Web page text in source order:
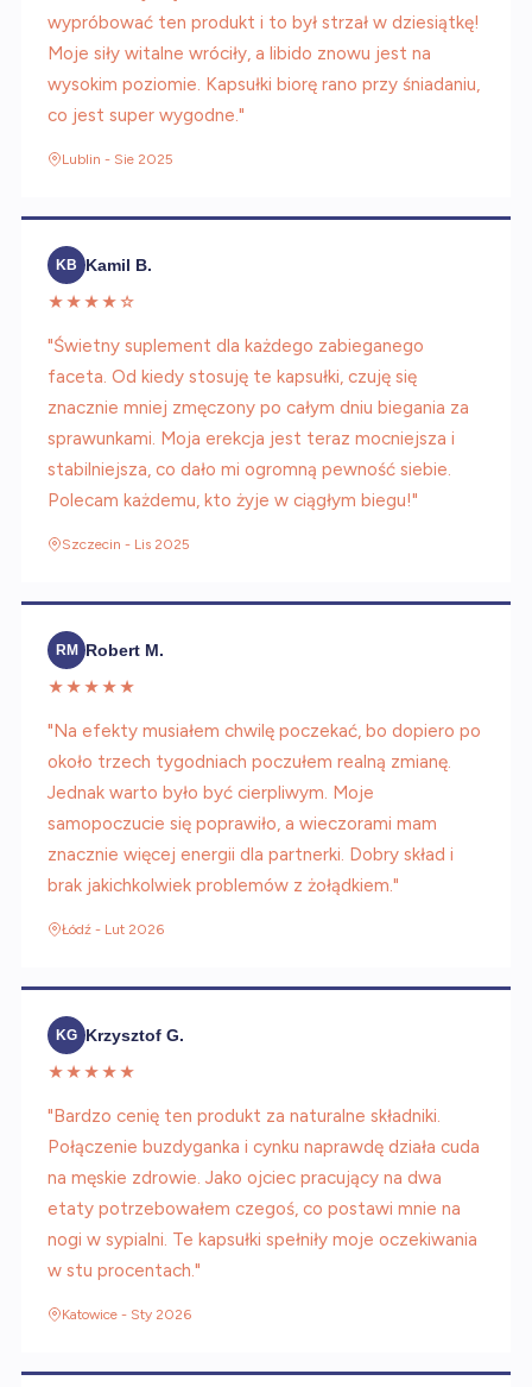
wypróbować ten produkt i to był strzał w dziesiątkę!
Moje siły witalne wróciły, a libido znowu jest na
wysokim poziomie. Kapsułki biorę rano przy śniadaniu,
co jest super wygodne."
Lublin - Sie 2025
KB
Kamil B.
★★★★☆
"Świetny suplement dla każdego zabieganego
faceta. Od kiedy stosuję te kapsułki, czuję się
znacznie mniej zmęczony po całym dniu biegania za
sprawunkami. Moja erekcja jest teraz mocniejsza i
stabilniejsza, co dało mi ogromną pewność siebie.
Polecam każdemu, kto żyje w ciągłym biegu!"
Szczecin - Lis 2025
RM Robert M.
★★★★★
"Na efekty musiałem chwilę poczekać, bo dopiero po
około trzech tygodniach poczułem realną zmianę.
Jednak warto było być cierpliwym. Moje
samopoczucie się poprawiło, a wieczorami mam
znacznie więcej energii dla partnerki. Dobry skład i
brak jakichkolwiek problemów z żołądkiem."
Łódź - Lut 2026
KG Krzysztof G.
★★★★★
"Bardzo cenię ten produkt za naturalne składniki.
Połączenie buzdyganka i cynku naprawdę działa cuda
na męskie zdrowie. Jako ojciec pracujący na dwa
etaty potrzebowałem czegoś, co postawi mnie na
nogi w sypialni. Te kapsułki spełniły moje oczekiwania
w stu procentach."
Katowice - Sty 2026